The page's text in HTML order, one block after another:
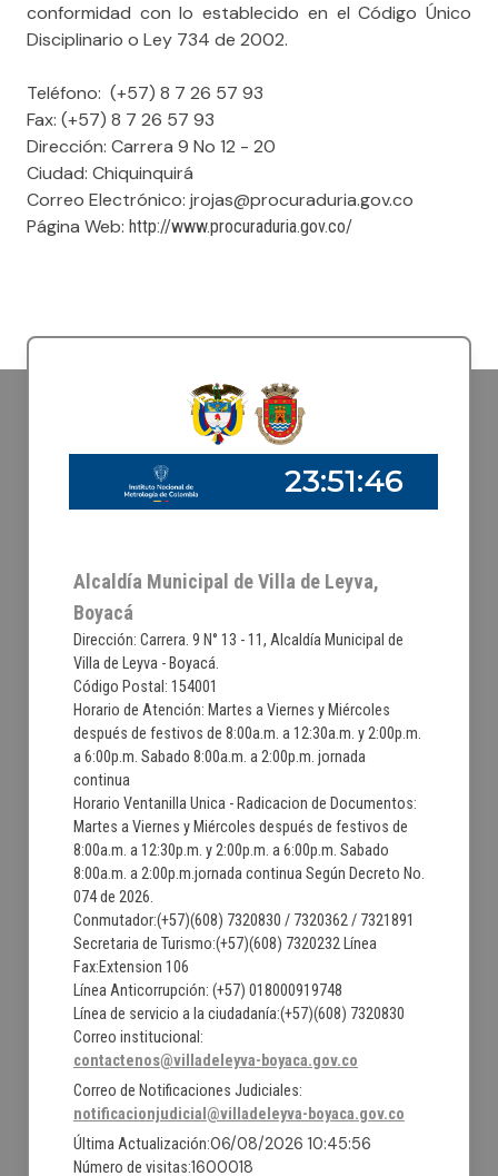
conformidad con lo establecido en el Código Único
Disciplinario o​ Ley 734 de 2002.
Teléfono: (+57) 8 ​7 26 57 93
Fax: (+57)​ 8 7 26 57 93
Dirección: Carrera 9 No 12 - 20
Ciudad: Chiquinquirá
Correo Electrónico: jrojas@procuraduria.gov.co
Página Web: http://www.procuraduria.gov.co/
Alcaldía Municipal de Villa de Leyva,
Boyacá
Dirección: Carrera. 9 N° 13 - 11, Alcaldía Municipal de
Villa de Leyva - Boyacá.
Código Postal: 154001
Horario de Atención: Martes a Viernes y Miércoles
después de festivos de 8:00a.m. a 12:30a.m. y 2:00p.m.
a 6:00p.m. Sabado 8:00a.m. a 2:00p.m. jornada
continua
Horario Ventanilla Unica - Radicacion de Documentos:
Martes a Viernes y Miércoles después de festivos de
8:00a.m. a 12:30p.m. y 2:00p.m. a 6:00p.m. Sabado
8:00a.m. a 2:00p.m.jornada continua Según Decreto No.
074 de 2026.
Conmutador:(+57)(608) 7320830 / 7320362 / 7321891
Secretaria de Turismo:(+57)(608) 7320232 Línea
Fax:Extension 106
Línea Anticorrupción: (+57) 018000919748
Línea de servicio a la ciudadanía:(+57)(608) 7320830
Correo institucional:
contactenos@villadeleyva-boyaca.gov.co
Correo de Notificaciones Judiciales:
notificacionjudicial@villadeleyva-boyaca.gov.co
Última Actualización:06/08/2026 10:45:56
Número de visitas:1600018